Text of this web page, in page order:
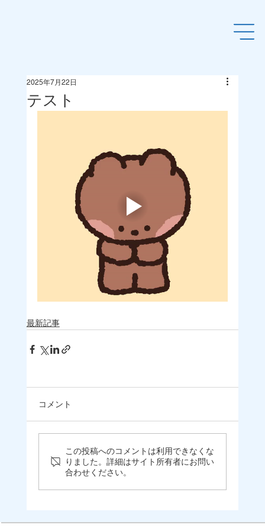
テスト
2025年7月22日
最新記事
コメント
この投稿へのコメントは利用できなくな
りました。詳細はサイト所有者にお問い
合わせください。